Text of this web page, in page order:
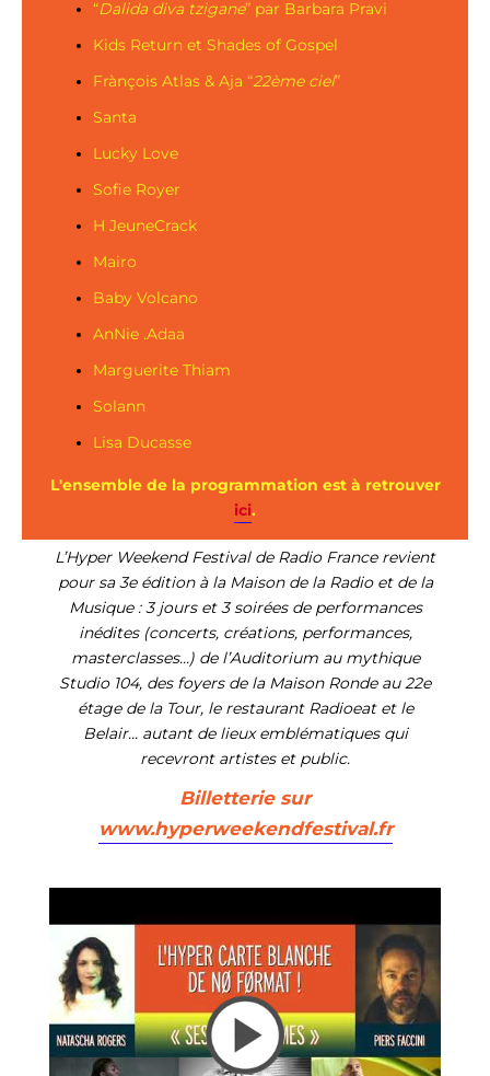
“Dalida diva tzigane” par Barbara Pravi
Kids Return et Shades of Gospel
Frànçois Atlas & Aja “22ème ciel”
Santa
Lucky Love
Sofie Royer
H JeuneCrack
Mairo
Baby Volcano
AnNie .Adaa
Marguerite Thiam
Solann
Lisa Ducasse
L'ensemble de la programmation est à retrouver
ici.
L’Hyper Weekend Festival de Radio France revient
pour sa 3e édition à la Maison de la Radio et de la
Musique : 3 jours et 3 soirées de performances
inédites (concerts, créations, performances,
masterclasses...) de l’Auditorium au mythique
Studio 104, des foyers de la Maison Rondeau 22e
étage de la Tour, le restaurant Radioeat et le
Belair…autant de lieux emblématiques qui
recevront artistes et public.
Billetterie sur
www.hyperweekendfestival.fr